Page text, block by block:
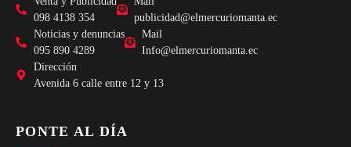
098 4138 354
publicidad@elmercuriomanta.ec
Noticias y denuncias
095 890 4289
Mail
Info@elmercuriomanta.ec
Dirección
Avenida 6 calle entre 12 y 13
PONTE AL DÍA